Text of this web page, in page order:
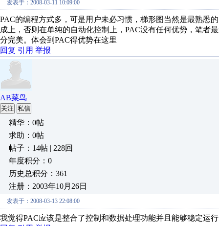
发表于：2008-03-11 10:09:00
PAC的编程方式多，可是用户未必习惯，梯形图当然是最熟悉
成上，否则在单纯的自动化控制上，PAC没有任何优势，笔者
分完美。体会到PAC得优势在这里
回复 引用 举报
AB菜鸟
关注 私信
精华：0帖
求助：0帖
帖子：14帖 | 228回
年度积分：0
历史总积分：361
注册：2003年10月26日
发表于：2008-03-13 22:08:00
我觉得PAC应该是整合了控制和数据处理功能并且能够稳定运